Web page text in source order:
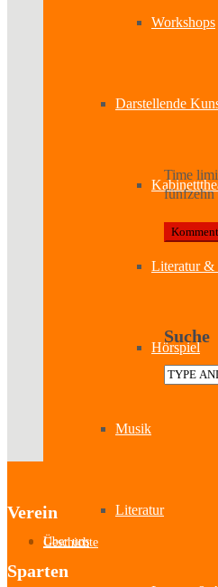
Workshops
Darstellende
Literatur &
Hörspiel
Musik
Literatur
Time
fünfzehn
Suche
Verein
Über uns
Geschichte
Sparten